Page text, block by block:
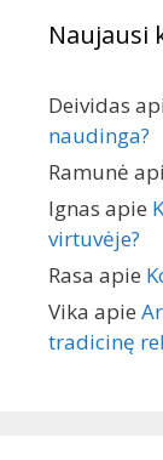
Naujausi
Deividas
naudinga?
Ramunė
Ignas apie
virtuvėje?
Rasa apie
Vika apie
tradicinę